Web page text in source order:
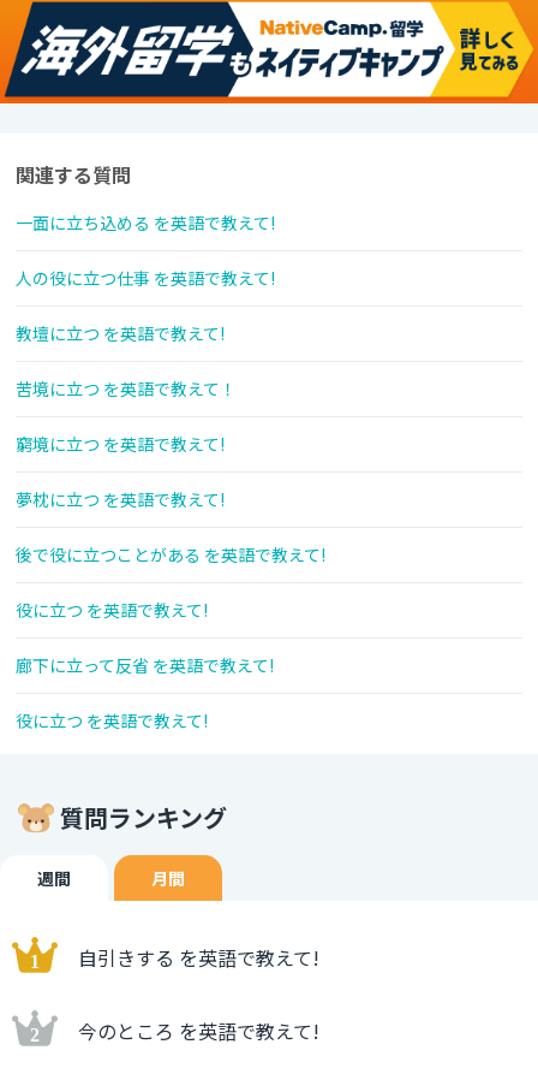
関連する質問
一面に立ち込める を英語で教えて!
人の役に立つ仕事 を英語で教えて!
教壇に立つ を英語で教えて!
苦境に立つ を英語で教えて！
窮境に立つ を英語で教えて!
夢枕に立つ を英語で教えて!
後で役に立つことがある を英語で教えて!
役に立つ を英語で教えて!
廊下に立って反省 を英語で教えて!
役に立つ を英語で教えて!
質問ランキング
週間 月間
自引きする を英語で教えて!
今のところ を英語で教えて!